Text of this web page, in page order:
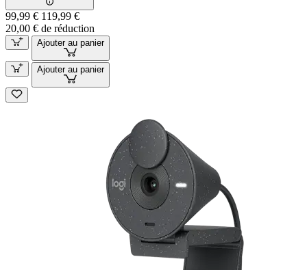
99,99 € 119,99 €
20,00 € de réduction
Ajouter au panier
Ajouter au panier